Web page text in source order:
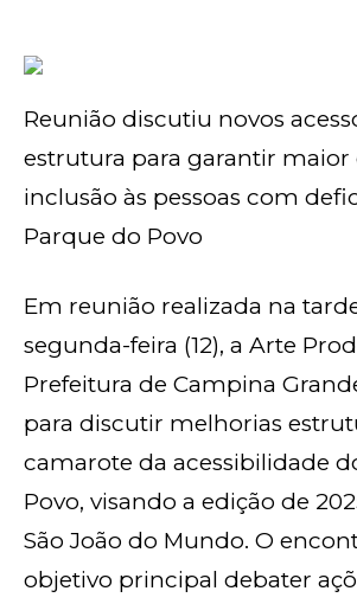
Reunião discutiu novos
estrutura para garantir maior
inclusão às pessoas com
Parque do Povo
Em reunião realizada na
segunda-feira (12), a Arte
Prefeitura de Campina
para discutir melhorias
camarote da acessibilidade
Povo, visando a edição de
São João do Mundo. O
objetivo principal debater